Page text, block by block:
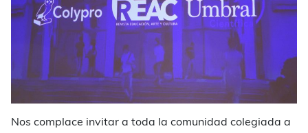
Nos complace invitar a toda la comunidad colegiada a